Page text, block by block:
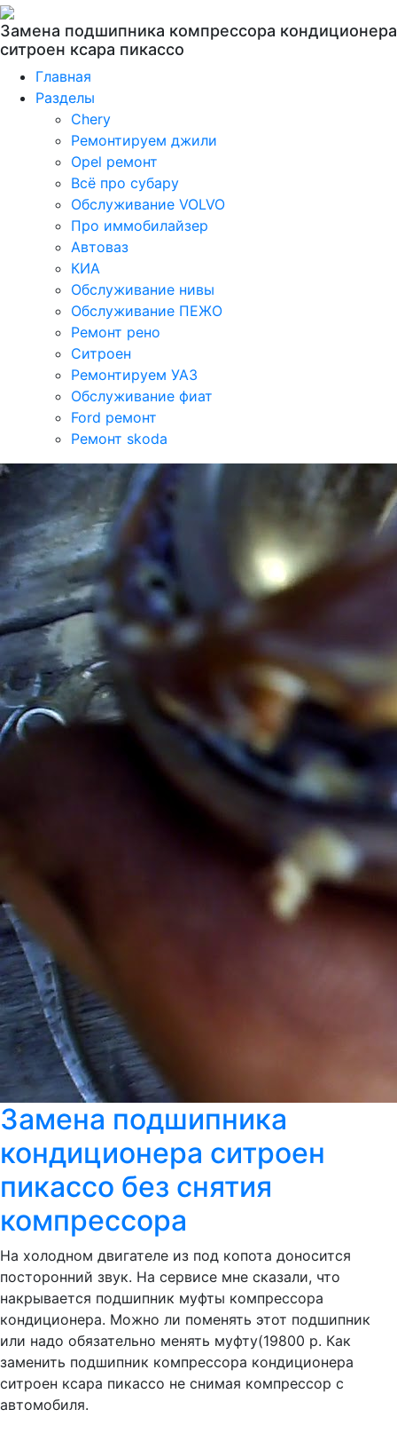
Замена подшипника компрессора кондиционера
ситроен ксара пикассо
Главная
Разделы
Chery
Ремонтируем джили
Opel ремонт
Всё про субару
Обслуживание VOLVO
Про иммобилайзер
Автоваз
КИА
Обслуживание нивы
Обслуживание ПЕЖО
Ремонт рено
Ситроен
Ремонтируем УАЗ
Обслуживание фиат
Ford ремонт
Ремонт skoda
Замена подшипника
кондиционера ситроен
пикассо без снятия
компрессора
На холодном двигателе из под копота доносится
посторонний звук. На сервисе мне сказали, что
накрывается подшипник муфты компрессора
кондиционера. Можно ли поменять этот подшипник
или надо обязательно менять муфту(19800 р. Как
заменить подшипник компрессора кондиционера
ситроен ксара пикассо не снимая компрессор с
автомобиля.